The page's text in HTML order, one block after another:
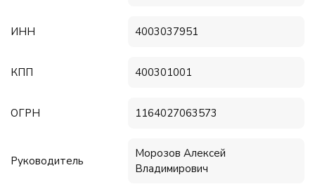
ИНН 4003037951
КПП 400301001
ОГРН 1164027063573
Руководитель
Морозов Алексей
Владимирович